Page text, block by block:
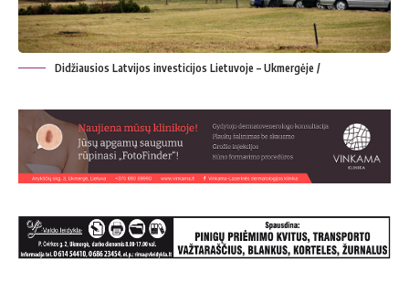
Didžiausios Latvijos investicijos Lietuvoje – Ukmergėje /